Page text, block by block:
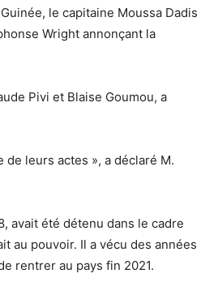
le capitaine Moussa Dadis
Wright annonçant la
Pivi et Blaise Goumou, a
leurs actes », a déclaré M.
avait été détenu dans le cadre
au pouvoir. Il a vécu des années
rentrer au pays fin 2021.